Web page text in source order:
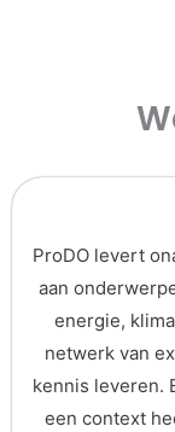
ProDO levert
aan
energie,
netwerk van
kennis leveren.
een context